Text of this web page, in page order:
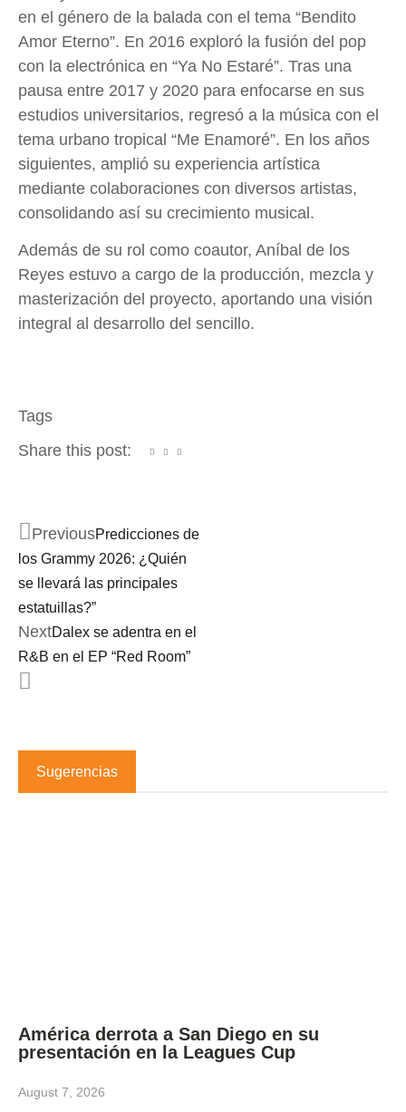
en el género de la balada con el tema “Bendito
Amor Eterno”. En 2016 exploró la fusión del pop
con la electrónica en “Ya No Estaré”. Tras una
pausa entre 2017 y 2020 para enfocarse en sus
estudios universitarios, regresó a la música con el
tema urbano tropical “Me Enamoré”. En los años
siguientes, amplió su experiencia artística
mediante colaboraciones con diversos artistas,
consolidando así su crecimiento musical.
Además de su rol como coautor, Aníbal de los
Reyes estuvo a cargo de la producción, mezcla y
masterización del proyecto, aportando una visión
integral al desarrollo del sencillo.
Tags
Share this post:
PreviousPredicciones de
los Grammy 2026: ¿Quién
se llevará las principales
estatuillas?”
NextDalex se adentra en el
R&B en el EP “Red Room”
Sugerencias
América derrota a San Diego en su
presentación en la Leagues Cup
August 7, 2026